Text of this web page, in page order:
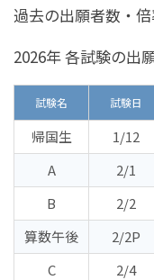
過去の出願者数・倍
2026年 各試験の出
試験名 試験日
帰国生 1/12
A
2/1
B
2/2
算数午後
2/2P
C
2/4